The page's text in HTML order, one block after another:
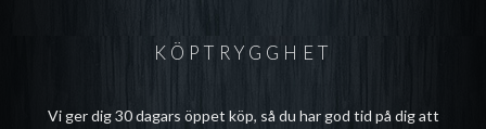
KÖPTRYGGHET
Vi ger dig 30 dagars öppet köp, så du har god tid på dig att